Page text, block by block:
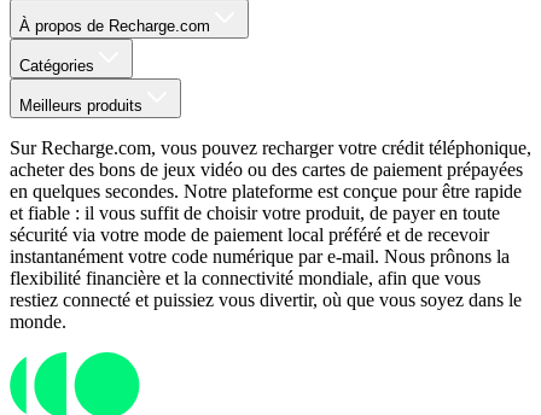
À propos de Recharge.com
Catégories
Meilleurs produits
Sur Recharge.com, vous pouvez recharger votre crédit téléphonique,
acheter des bons de jeux vidéo ou des cartes de paiement prépayées
en quelques secondes. Notre plateforme est conçue pour être rapide
et fiable : il vous suffit de choisir votre produit, de payer en toute
sécurité via votre mode de paiement local préféré et de recevoir
instantanément votre code numérique par e-mail. Nous prônons la
flexibilité financière et la connectivité mondiale, afin que vous
restiez connecté et puissiez vous divertir, où que vous soyez dans le
monde.